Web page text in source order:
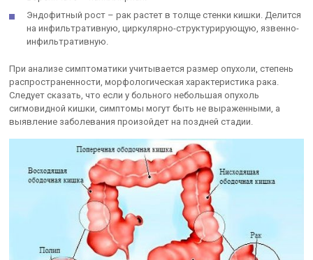
Эндофитный рост – рак растет в толще стенки кишки. Делится
на инфильтративную, циркулярно-структурирующую, язвенно-
инфильтративную.
При анализе симптоматики учитывается размер опухоли, степень
распространенности, морфологическая характеристика рака.
Следует сказать, что если у больного небольшая опухоль
сигмовидной кишки, симптомы могут быть не выраженными, а
выявление заболевания произойдет на поздней стадии.